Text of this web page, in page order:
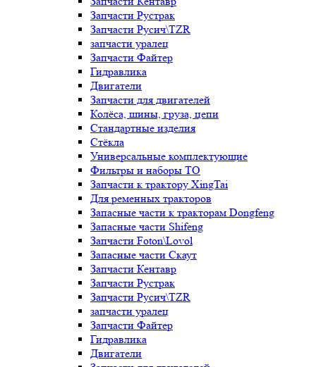
Запчасти Рустрак
Запчасти Русич\TZR
запчасти уралец
Запчасти Файтер
Гидравлика
Двигатели
Запчасти для двигателей
Колёса, шины, груза, цепи
Стандартные изделия
Стёкла
Универсальные комплектующие
Фильтры и наборы ТО
Запчасти к трактору XingTai
Для ременных тракторов
Запасные части к тракторам Dongfeng
Запасные части Shifeng
Запчасти Foton\Lovol
Запасные части Скаут
Запчасти Кентавр
Запчасти Рустрак
Запчасти Русич\TZR
запчасти уралец
Запчасти Файтер
Гидравлика
Двигатели